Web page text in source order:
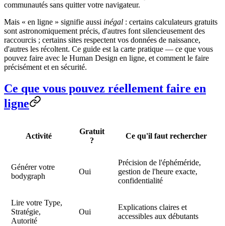
communautés sans quitter votre navigateur.
Mais « en ligne » signifie aussi inégal : certains calculateurs gratuits
sont astronomiquement précis, d'autres font silencieusement des
raccourcis ; certains sites respectent vos données de naissance,
d'autres les récoltent. Ce guide est la carte pratique — ce que vous
pouvez faire avec le Human Design en ligne, et comment le faire
précisément et en sécurité.
Ce que vous pouvez réellement faire en
ligne
Activité
Gratuit
?
Ce qu'il faut rechercher
Générer votre
bodygraph
Oui
Précision de l'éphéméride,
gestion de l'heure exacte,
confidentialité
Lire votre Type,
Stratégie,
Autorité
Oui
Explications claires et
accessibles aux débutants